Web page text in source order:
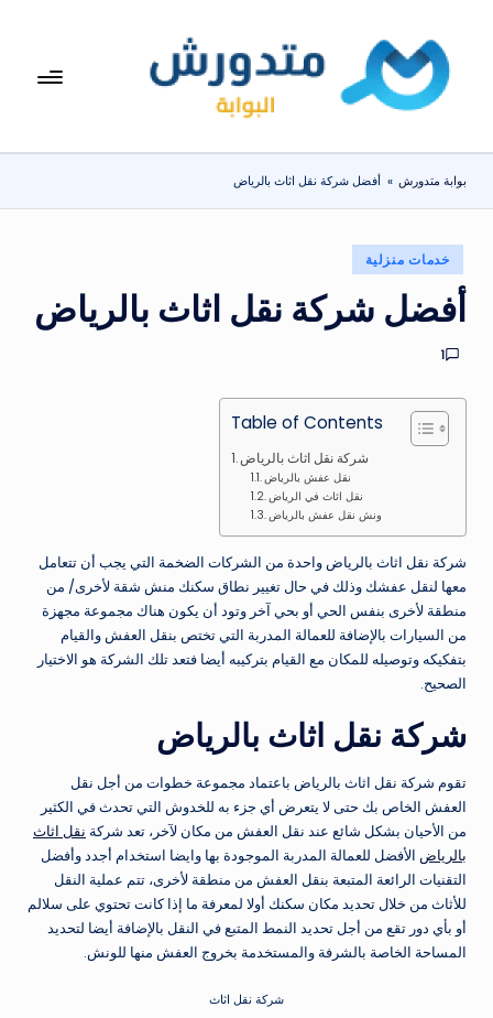
المحتوىبوا
مت
دو
ر
ش
تعرف
المنزلية
يومياً
بوابة متدورش » أفضل شركة نقل اثاث بالرياض
في
خدمات منزلية
أفضل شركة نقل اثاث بالرياض
1
Table of Contents
شركة نقل اثاث بالرياض
نقل عفش بالرياض
نقل اثاث في الرياض
ونش نقل عفش بالرياض
شركة نقل اثاث بالرياض واحدة من الشركات الضخمة التي يجب أن تتعامل
معها لنقل عفشك وذلك في حال تغيير نطاق سكنك منش شقة لأخرى/ من
منطقة لأخرى بنفس الحي أو بحي آخر وتود أن يكون هناك مجموعة مجهزة
من السيارات بالإضافة للعمالة المدربة التي تختص بنقل العفش والقيام
بتفكيكه وتوصيله للمكان مع القيام بتركيبه أيضا فتعد تلك الشركة هو الاختيار
الصحيح.
شركة نقل اثاث بالرياض
تقوم شركة نقل اثاث بالرياض باعتماد مجموعة خطوات من أجل نقل
العفش الخاص بك حتى لا يتعرض أي جزء به للخدوش التي تحدث في الكثير
من الأحيان بشكل شائع عند نقل العفش من مكان لآخر، تعد شركة نقل اثاث
بالرياض الأفضل للعمالة المدربة الموجودة بها وايضا استخدام أجدد وأفضل
التقنيات الرائعة المتبعة بنقل العفش من منطقة لأخرى، تتم عملية النقل
للأثاث من خلال تحديد مكان سكنك أولا لمعرفة ما إذا كانت تحتوي على سلالم
أو بأي دور تقع من أجل تحديد النمط المتبع في النقل بالإضافة أيضا لتحديد
المساحة الخاصة بالشرفة والمستخدمة بخروج العفش منها للونش.
شركة نقل اثاث